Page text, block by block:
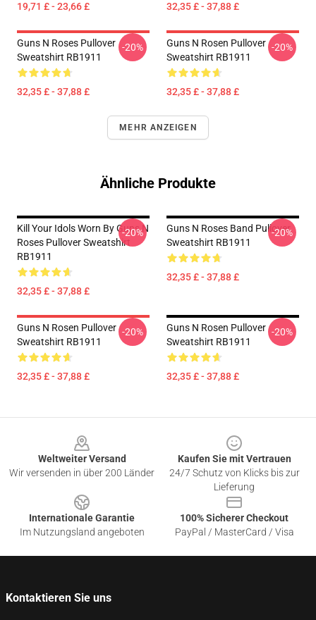
19,71 £ - 23,66 £ 32,35 £ - 37,88 £
Guns N Roses Pullover
Sweatshirt RB1911
32,35 £ - 37,88 £
-20%
Guns N Rosen Pullover
Sweatshirt RB1911
32,35 £ - 37,88 £
-20%
MEHR ANZEIGEN
Ähnliche Produkte
Kill Your Idols Worn By Guns N
Roses Pullover Sweatshirt
RB1911
32,35 £ - 37,88 £
-20%
Guns N Roses Band Pullover
Sweatshirt RB1911
32,35 £ - 37,88 £
-20%
Guns N Rosen Pullover
Sweatshirt RB1911
32,35 £ - 37,88 £
-20%
Guns N Rosen Pullover
Sweatshirt RB1911
32,35 £ - 37,88 £
-20%
Weltweiter Versand
Wir versenden in über 200 Länder
Kaufen Sie mit Vertrauen
24/7 Schutz von Klicks bis zur
Lieferung
Internationale Garantie
Im Nutzungsland angeboten
100% Sicherer Checkout
PayPal / MasterCard / Visa
Kontaktieren Sie uns